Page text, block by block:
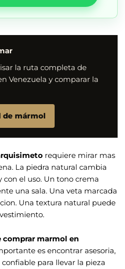
la ruta completa de
Venezuela y comparar la
de mármol
requiere mirar mas
La piedra natural cambia
con el uso. Un tono crema
una sala. Una veta marcada
Una textura natural puede
comprar marmol en
es encontrar asesoria,
para llevar la pieza